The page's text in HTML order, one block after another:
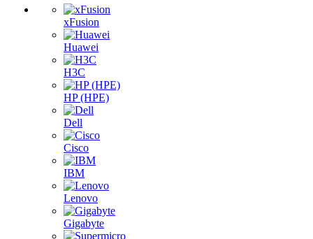
xFusion
Huawei
H3C
HP (HPE)
Dell
Cisco
IBM
Lenovo
Gigabyte